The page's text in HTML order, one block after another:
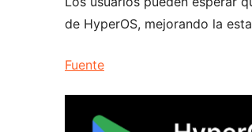
de HyperOS, mejorando la
Fuente